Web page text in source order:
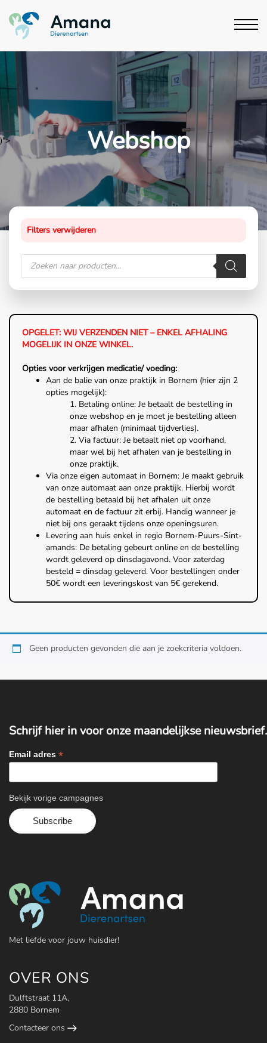
Home
Amana Zorgplan
Winkel
)"> Webshop
Filters verwijderen
OPGELET: WIJ VERZENDEN NIET – ENKEL AFHALING
MOGELIJK IN ONZE WINKEL.
Opties voor verkrijgen medicatie/ voeding:
Aan de balie van onze praktijk in Bornem (hier zijn 2
opties mogelijk):
1. Betaling online: Je betaalt de bestelling in
onze webshop en je moet je bestelling alleen
maar afhalen (minimaal tijdverlies).
2. Via factuur: Je betaalt niet op voorhand,
maar wel bij het afhalen van je bestelling in
onze praktijk.
Via onze eigen automaat in Bornem: Je maakt gebruik
van onze automaat aan onze praktijk. Hierbij wordt
de bestelling betaald bij het afhalen uit onze
automaat en de factuur zit erbij. Handig wanneer je
niet bij ons geraakt tijdens onze openingsuren.
Levering aan huis enkel in regio Bornem-Puurs-Sint-
amands: De betaling gebeurt online en de bestelling
wordt geleverd op dinsdagavond. Voor zaterdag
besteld = dinsdag geleverd. Voor bestellingen onder
50€ wordt een leveringskost van 5€ gerekend.
Geen producten gevonden die aan je zoekcriteria voldoen.
Schrijf hier in voor onze maandelijkse nieuwsbrief.
Email adres *
Bekijk vorige campagnes
Met liefde voor jouw huisdier!
OVER ONS
Dulftstraat 11A,
2880 Bornem
Contacteer ons